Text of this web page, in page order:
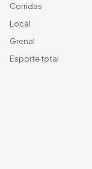
Corridas
Local
Grenal
Esporte total